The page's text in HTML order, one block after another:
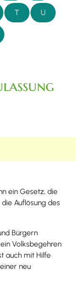
T U
ein Gesetz, die
Auflösung des
Bürgern
Volksbegehren
auch mit Hilfe
neu